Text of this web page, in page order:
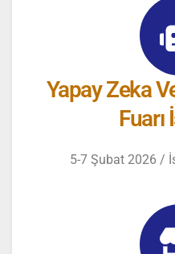
Yapay Zeka
Fuarı
5-7 Şubat 2026 /